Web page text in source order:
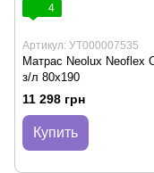
4
Артикул: УТ000007535
Матрас Neolux Neoflex
з/л 80х190
11 298 грн
Купить